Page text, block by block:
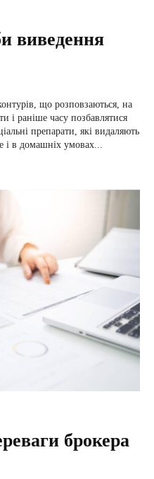
виведення
що розповзаються, на
і раніше часу позбавлятися
препарати, які видаляють
в домашніх умовах...
брокера